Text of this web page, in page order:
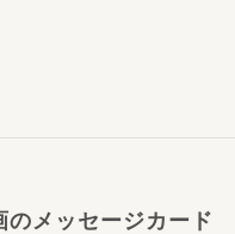
のメッセージカード